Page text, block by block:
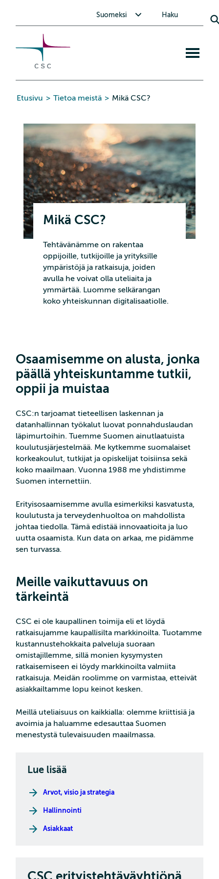
Suomeksi Haku
Etusivu > Tietoa meistä > Mikä CSC?
Mikä CSC?
Tehtävänämme on rakentaa
oppijoille, tutkijoille ja yrityksille
ympäristöjä ja ratkaisuja, joiden
avulla he voivat olla uteliaita ja
ymmärtää. Luomme selkärangan
koko yhteiskunnan digitalisaatiolle.
Osaamisemme on alusta, jonka
päällä yhteiskuntamme tutkii,
oppii ja muistaa
CSC:n tarjoamat tieteellisen laskennan ja
datanhallinnan työkalut luovat ponnahduslaudan
läpimurtoihin. Tuemme Suomen ainutlaatuista
koulutusjärjestelmää. Me kytkemme suomalaiset
korkeakoulut, tutkijat ja opiskelijat toisiinsa sekä
koko maailmaan. Vuonna 1988 me yhdistimme
Suomen internettiin.
Erityisosaamisemme avulla esimerkiksi kasvatusta,
koulutusta ja terveydenhuoltoa on mahdollista
johtaa tiedolla. Tämä edistää innovaatioita ja luo
uutta osaamista. Kun data on arkaa, me pidämme
sen turvassa.
Meille vaikuttavuus on
tärkeintä
CSC ei ole kaupallinen toimija eli et löydä
ratkaisujamme kaupallisilta markkinoilta. Tuotamme
kustannustehokkaita palveluja suoraan
omistajillemme, sillä monien kysymysten
ratkaisemiseen ei löydy markkinoilta valmiita
ratkaisuja. Meidän roolimme on varmistaa, etteivät
asiakkailtamme lopu keinot kesken.
Meillä uteliaisuus on kaikkialla: olemme kriittisiä ja
avoimia ja haluamme edesauttaa Suomen
menestystä tulevaisuuden maailmassa.
Lue lisää
Arvot, visio ja strategia
Hallinnointi
Asiakkaat